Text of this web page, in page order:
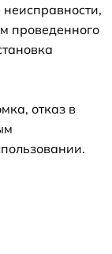
проведенного
отказ в